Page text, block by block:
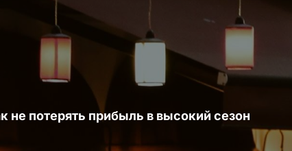
не потерять прибыль в высокий сезон